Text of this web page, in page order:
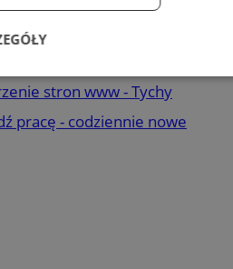
stron www - Tychy
pracę - codziennie nowe
Wydajność Targetowanie